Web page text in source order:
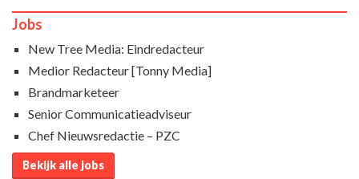
Jobs
New Tree Media: Eindredacteur
Medior Redacteur [Tonny Media]
Brandmarketeer
Senior Communicatieadviseur
Chef Nieuwsredactie – PZC
Bekijk alle jobs